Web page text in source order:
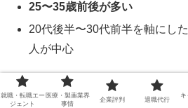
25〜35歳前後が多い
20代後半〜30代前半を軸にし
人が中心
💼 2. 経験・職歴
就職・転職エー
ジェント
医療・製薬業界
事情
企業評判 退職代行